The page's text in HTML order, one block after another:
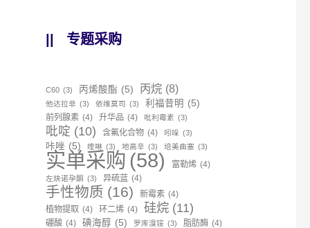
专题采购
C60 (3) 丙烯酸酯 (5) 丙烷 (8)
他达拉非 (3) 依维莫司 (3) 利福昔明 (5)
前列腺素 (4) 升华品 (4) 吡利霉素 (3)
吡啶 (10) 含氟化合物 (4) 吲哚 (3)
咔唑 (5) 喹啉 (3) 地高辛 (3) 培美曲塞 (3)
实单采购 (58) 富勒烯 (4)
左炔诺孕酮 (3) 异硫蓝 (4)
手性物质 (16) 新霉素 (4)
植物提取 (4) 环二烯 (4) 硅烷 (11)
硼酸 (4) 碘海醇 (5) 罗库溴铵 (3) 脂肪酶 (4)